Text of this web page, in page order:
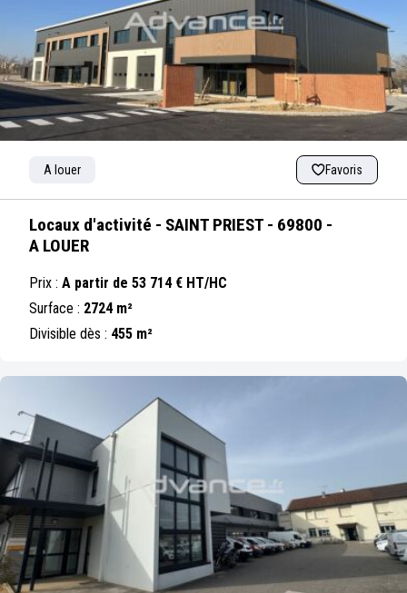
A louer Favoris
Locaux d'activité - SAINT PRIEST - 69800 -
A LOUER
Prix : A partir de 53 714 € HT/HC
Surface : 2724 m²
Divisible dès : 455 m²